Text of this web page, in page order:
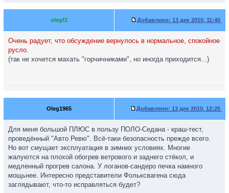
olegf2 Добавлено: 13 дек 2010, 11:40
Очень радует, что обсуждение вернулось в нормальное, спокойное
русло.
(так не хочется махать "горчичниками", но иногда приходится...)
Oleg1965 Добавлено: 13 дек 2010, 12:25
Для меня большой ПЛЮС в пользу ПОЛО-Седана - краш-тест,
проведённый "Авто Ревю". Всё-таки безопасность прежде всего.
Но вот смущает эксплуатация в зимних условиях. Многие
жалуются на плохой обогрев ветрового и заднего стёкол, и
медленный прогрев салона. У логанов-сандеро печка намного
мощьнее. Интересно представители Фольксвагена сюда
заглядывают, что-то исправляться будет?